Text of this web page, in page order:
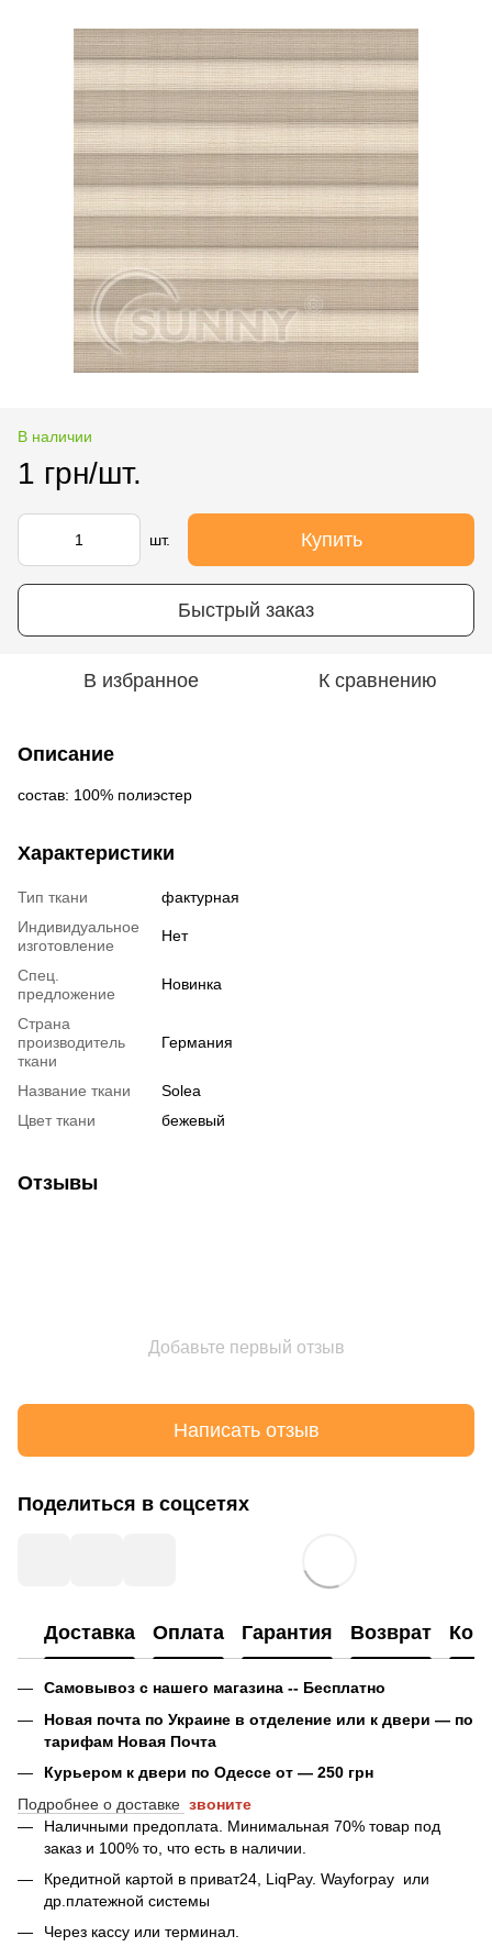
В наличии
1 грн/шт.
шт. Купить
Быстрый заказ
В избранное К сравнению
Описание
состав: 100% полиэстер
Характеристики
Тип ткани
фактурная
Индивидуальное
изготовление
Нет
Спец.
предложение
Новинка
Страна
производитель
ткани
Германия
Название ткани
Solea
Цвет ткани
бежевый
Отзывы
Добавьте первый отзыв
Написать отзыв
Поделиться в соцсетях
Доставка Оплата Гарантия Возврат
Самовывоз с нашего магазина -- Бесплатно
Новая почта по Украине в отделение или к двери — по
тарифам Новая Почта
Курьером к двери по Одессе от — 250 грн
Подробнее о доставке звоните
Наличными предоплата. Минимальная 70% товар под
заказ и 100% то, что есть в наличии.
Кредитной картой в приват24, LiqPay. Wayforpay или
др.платежной системы
Через кассу или терминал.